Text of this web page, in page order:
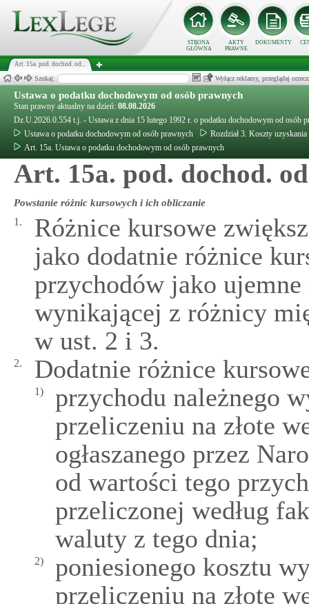
STRONA
GŁÓWNA
AKTY
PRAWNE
DOKUMENTY
Art. 15a. pod. dochod. od...
Szukaj: Wyłącz reklamy, przeglądaj
Ustawa o podatku dochodowym od osób prawnych
Stan prawny aktualny na dzień: 08.08.2026
Dz.U.2026.0.554 t.j. - Ustawa z dnia 15 lutego 1992 r. o podatku dochodowym od osób
Ustawa o podatku dochodowym od osób prawnych
Rozdział 3. Koszty
Art. 15a. Ustawa o podatku dochodowym od osób prawnych
Art. 15a. pod. dochod.
Powstanie różnic kursowych i ich obliczanie
1.
Różnice kursowe
jako dodatnie różnice
przychodów jako
wynikającej z różnicy
w ust. 2 i 3.
2. Dodatnie różnice
1)
przychodu należnego
przeliczeniu na złote
ogłaszanego przez
od wartości tego
przeliczonej według
waluty z tego dnia;
2)
poniesionego kosztu
przeliczeniu na złote